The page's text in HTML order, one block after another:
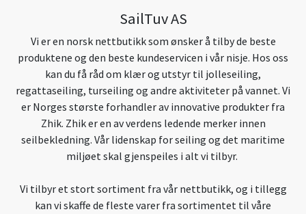
SailTuv AS
Vi er en norsk nettbutikk som ønsker å tilby de beste
produktene og den beste kundeservicen i vår nisje. Hos oss
kan du få råd om klær og utstyr til jolleseiling,
regattaseiling, turseiling og andre aktiviteter på vannet. Vi
er Norges største forhandler av innovative produkter fra
Zhik. Zhik er en av verdens ledende merker innen
seilbekledning. Vår lidenskap for seiling og det maritime
miljøet skal gjenspeiles i alt vi tilbyr.
Vi tilbyr et stort sortiment fra vår nettbutikk, og i tillegg
kan vi skaffe de fleste varer fra sortimentet til våre